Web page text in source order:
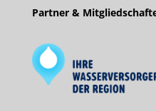
Partner &